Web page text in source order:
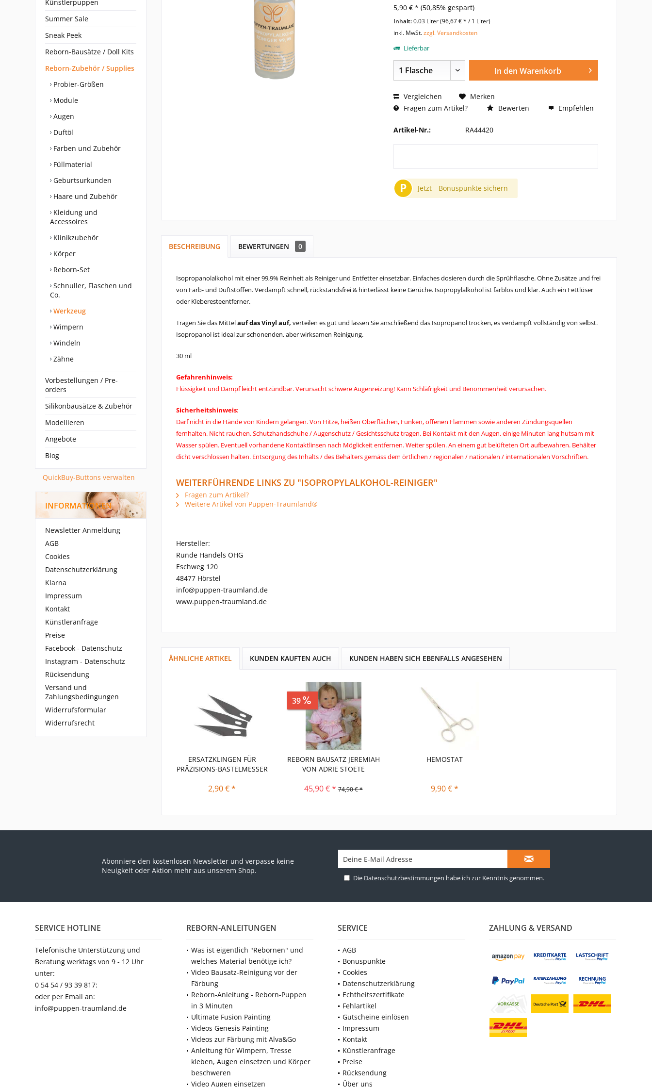
Künstlerpuppen
Summer Sale
Sneak Peek
Reborn-Bausätze / Doll Kits
Reborn-Zubehör / Supplies
Probier-Größen
Module
Augen
Duftöl
Farben und Zubehör
Füllmaterial
Geburtsurkunden
Haare und Zubehör
Kleidung und
Accessoires
Klinikzubehör
Körper
Reborn-Set
Schnuller, Flaschen und
Co.
Werkzeug
Wimpern
Windeln
Zähne
Vorbestellungen / Pre-
orders
Silikonbausätze & Zubehör
Modellieren
Angebote
Blog
QuickBuy-Buttons verwalten
INFORMATIONEN
Newsletter Anmeldung
AGB
Cookies
Datenschutzerklärung
Klarna
Impressum
Kontakt
Künstleranfrage
Preise
Facebook - Datenschutz
Instagram - Datenschutz
Rücksendung
Versand und
Zahlungsbedingungen
Widerrufsformular
Widerrufsrecht
5,90 € * (50,85% gespart)
Inhalt:0.03 Liter (96,67 € * / 1 Liter)
inkl. MwSt.zzgl. Versandkosten
Lieferbar
In den Warenkorb
Vergleichen
Merken
Fragen zum Artikel?
Bewerten Empfehlen
Artikel-Nr.: RA44420
P Jetzt Bonuspunkte sichern
BESCHREIBUNG BEWERTUNGEN 0
Isopropanolalkohol mit einer 99,9% Reinheit als Reiniger und Entfetter einsetzbar. Einfaches dosieren durch die Sprühflasche.Ohne Zusätze und frei
von Farb- und Duftstoffen. Verdampft schnell, rückstandsfrei & hinterlässt keine Gerüche. Isopropylalkohol ist farblos und klar. Auch ein Fettlöser
oder Kleberesteentferner.
Tragen Sie das Mittelauf das Vinyl auf, verteilen es gut und lassen Sie anschließend das Isopropanol trocken, es verdampft vollständig von selbst.
Isopropanol ist ideal zur schonenden, aber wirksamen Reinigung.
30 ml
Gefahrenhinweis:
Flüssigkeit und Dampf leicht entzündbar.Verursacht schwere Augenreizung! Kann Schläfrigkeit und Benommenheit verursachen.
Sicherheitshinweis:
Darf nicht in die Hände von Kindern gelangen. Von Hitze, heißen Oberflächen, Funken, offenen Flammen sowie anderen Zündungsquellen
fernhalten. Nicht rauchen. Schutzhandschuhe / Augenschutz / Gesichtsschutz tragen. Bei Kontakt mit den Augen, einige Minuten lang hutsam mit
Wasser spülen. Eventuell vorhandene Kontaktlinsen nach Möglickeit entfernen. Weiter spülen. An einem gut belüfteten Ort aufbewahren. Behälter
dicht verschlossen halten. Entsorgung des Inhalts / des Behälters gemäss dem örtlichen / regionalen / nationalen / internationalen Vorschriften.
WEITERFÜHRENDE LINKS ZU "ISOPROPYLALKOHOL-REINIGER"
Fragen zum Artikel?
Weitere Artikel von Puppen-Traumland®
Hersteller:
Runde Handels OHG
Eschweg 120
48477 Hörstel
info@puppen-traumland.de
www.puppen-traumland.de
ÄHNLICHE ARTIKEL KUNDEN KAUFTEN AUCH KUNDEN HABEN SICH EBENFALLS ANGESEHEN
ERSATZKLINGEN FÜR
PRÄZISIONS-BASTELMESSER
2,90 € *
39 Sparen29,00 €
REBORN BAUSATZ JEREMIAH
VON ADRIE STOETE
45,90 € * 74,90 € *
HEMOSTAT
9,90 € *
Abonniere den kostenlosen Newsletter und verpasse keine
Neuigkeit oder Aktion mehr aus unserem Shop.
Die Datenschutzbestimmungen habe ich zur Kenntnis genommen.
SERVICE HOTLINE
Telefonische Unterstützung und
Beratung werktags von 9 - 12 Uhr
unter:
0 54 54 / 93 39 817:
oder per Email an:
info@puppen-traumland.de
REBORN-ANLEITUNGEN
Was ist eigentlich "Rebornen" und
welches Material benötige ich?
Video Bausatz-Reinigung vor der
Färbung
Reborn-Anleitung - Reborn-Puppen
in 3 Minuten
Ultimate Fusion Painting
Videos Genesis Painting
Videos zur Färbung mit Alva&Go
Anleitung für Wimpern, Tresse
kleben, Augen einsetzen und Körper
beschweren
Video Augen einsetzen
SERVICE
AGB
Bonuspunkte
Cookies
Datenschutzerklärung
Echtheitszertifikate
Fehlartikel
Gutscheine einlösen
Impressum
Kontakt
Künstleranfrage
Preise
Rücksendung
Über uns
ZAHLUNG & VERSAND